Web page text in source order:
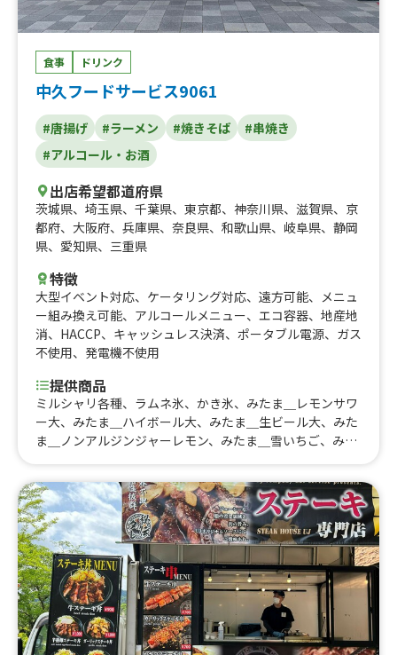
食事 ドリンク
中久フードサービス9061
#唐揚げ #ラーメン #焼きそば
#串焼き
#アルコール・お酒
出店希望都道府県
茨城県、 埼玉県、 千葉県、 東京都、 神奈川県、 滋賀県、 京
都府、 大阪府、 兵庫県、 奈良県、 和歌山県、 岐阜県、 静岡
県、 愛知県、 三重県
特徴
大型イベント対応、 ケータリング対応、 遠方可能、
メニュ
ー組み換え可能、 アルコールメニュー、 エコ容器、 地産地
消、 HACCP、 キャッシュレス決済、 ポータブル電源、 ガス
不使用、 発電機不使用
提供商品
ミルシャリ各種、ラムネ氷、かき氷、みたま＿レモンサワ
ー大、みたま＿ハイボール大、みたま＿生ビール大、みた
ま＿ノンアルジンジャーレモン、みたま＿雪いちご、みた
ま＿ベルジャンフリッツ、豚角煮丼、冷やし鶏白湯ラーメ
ン、帯広豚丼、北海道ザンギ、北海道ポテト、北海道ザン
ギのタルタルチキン南蛮丼、ベルジャンフリッツ、ワイル
ドフランク(バジル・スパイシー・BBQ・オリーブ)、ロン
グチュロス、雪いちご、太閤唐揚げ、霜降り牛タン串、牛
ハラミ串、鹿児島黒豚焼きそば、いか焼き、金鯱カレー、
金鯱キーマカレー、極みレアチャーシュー丼、炙りチャー
シュー丼、ルーロー飯、油淋鶏、元祖釜玉ラーメン、アサ
ヒマルエフ生ビール、ベルギービール、ベルギービール